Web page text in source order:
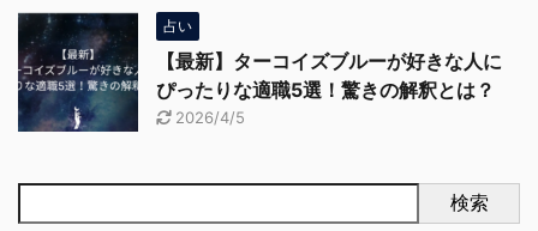
占い
【最新】ターコイズブルーが好きな人に
ぴったりな適職5選！驚きの解釈とは？
2026/4/5
検索